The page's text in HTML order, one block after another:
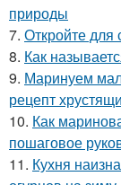
природы
7. Откройте для
8. Как
9. Маринуем
рецепт
10. Как
пошаговое
11. Кухня